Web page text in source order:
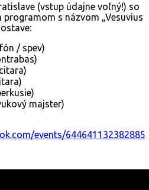
(vstup údajne voľný!) so
s názvom „Vesuvius
/ spev)
majster)
events/644641132382885